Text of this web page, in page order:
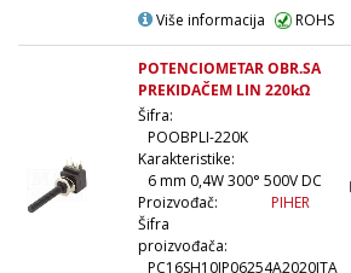
Više informacija
ROHS
POTENCIOMETAR OBR.SA
PREKIDAČEM LIN 220kΩ
Šifra:
POOBPLI-220K
Karakteristike:
6 mm 0,4W 300° 500V DC
Proizvođač:
PIHER
Šifra
proizvođača:
PC16SH10IP06254A2020ITA